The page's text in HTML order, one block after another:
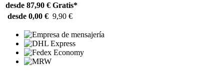
desde 87,90 € Gratis*
desde 0,00 € 9,90 €